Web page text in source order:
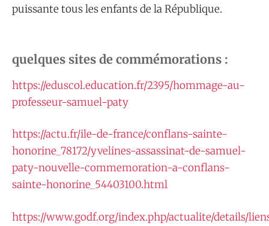
puissante tous les enfants de la République.
quelques sites de commémorations :
https://eduscol.education.fr/2395/hommage-au-
professeur-samuel-paty
https://actu.fr/ile-de-france/conflans-sainte-
honorine_78172/yvelines-assassinat-de-samuel-
paty-nouvelle-commemoration-a-conflans-
sainte-honorine_54403100.html
https://www.godf.org/index.php/actualite/details/